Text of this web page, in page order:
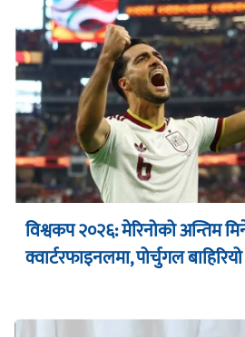
विश्वकप २०२६: मेरिनोको अन्तिम
क्वार्टरफाइनलमा, पोर्चुगल बाहिरियो